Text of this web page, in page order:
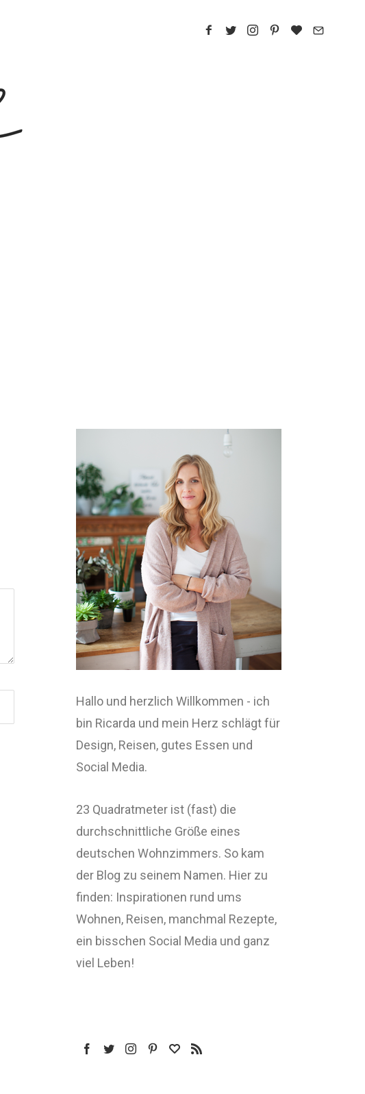
Hallo und herzlich Willkommen - ich
bin Ricarda und mein Herz schlägt für
Design, Reisen, gutes Essen und
Social Media.
23 Quadratmeter ist (fast) die
durchschnittliche Größe eines
deutschen Wohnzimmers. So kam
der Blog zu seinem Namen. Hier zu
finden: Inspirationen rund ums
Wohnen, Reisen, manchmal Rezepte,
ein bisschen Social Media und ganz
viel Leben!